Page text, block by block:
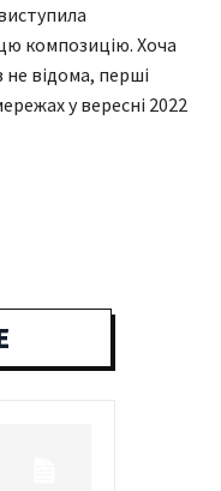
композицію. Хоча
не відома, перші
у вересні 2022